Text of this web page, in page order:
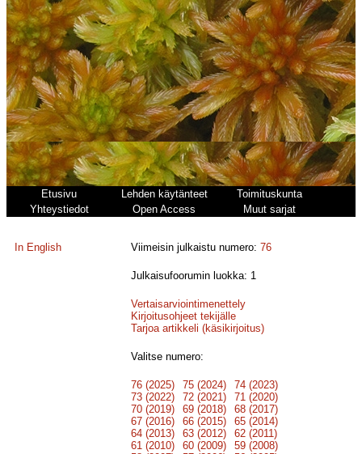
Etusivu Lehden käytänteet
Toimituskunta
Yhteystiedot
Open Access Muut sarjat
In English Viimeisin julkaistu numero:76
Julkaisufoorumin luokka: 1
Vertaisarviointimenettely
Kirjoitusohjeet tekijälle
Tarjoa artikkeli (käsikirjoitus)
Valitse numero:
76 (2025) 75 (2024)
74 (2023)
73 (2022)
72 (2021)
71 (2020)
70 (2019)
69 (2018)
68 (2017)
67 (2016)
66 (2015)
65 (2014)
64 (2013)
63 (2012)
62 (2011)
61 (2010)
60 (2009)
59 (2008)